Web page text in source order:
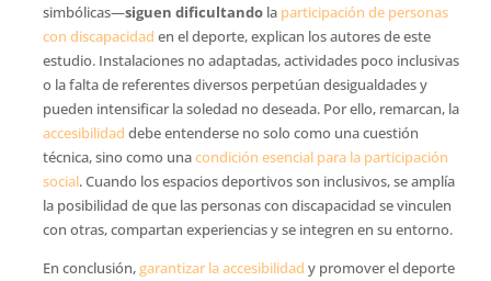
simbólicas—siguen dificultando la participación de personas
con discapacidad en el deporte, explican los autores de este
estudio. Instalaciones no adaptadas, actividades poco inclusivas
o la falta de referentes diversos perpetúan desigualdades y
pueden intensificar la soledad no deseada. Por ello, remarcan, la
accesibilidad debe entenderse no solo como una cuestión
técnica, sino como unacondición esencial para la participación
social. Cuando los espacios deportivos son inclusivos, se amplía
la posibilidad de que las personas con discapacidad se vinculen
con otras, compartan experiencias y se integren en su entorno.
En conclusión,garantizar la accesibilidad y promover el deporte